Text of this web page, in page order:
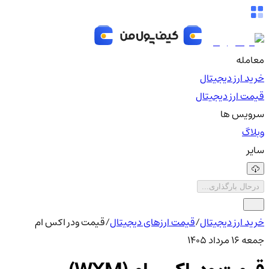
معامله
خرید ارز دیجیتال
قیمت ارز دیجیتال
سرویس ها
وبلاگ
سایر
درحال بارگذاری...
خرید ارز دیجیتال/قیمت ارزهای دیجیتال/قیمت ودر اکس ام
جمعه ۱۶ مرداد ۱۴۰۵